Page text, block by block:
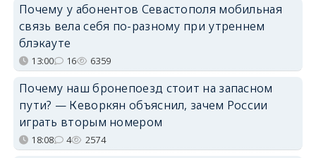
Почему у абонентов Севастополя мобильная
связь вела себя по-разному при утреннем
блэкауте
13:00 16 6359
Почему наш бронепоезд стоит на запасном
пути? — Кеворкян объяснил, зачем России
играть вторым номером
18:08 4 2574